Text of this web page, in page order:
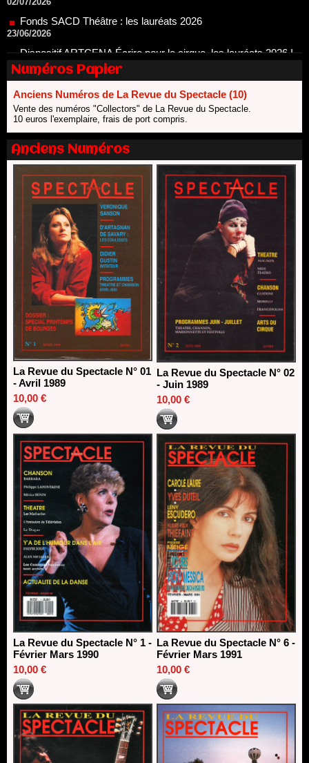
23/06/2026
Dispositif ARTCENA Écrire pour le cirque, les lauréats 2026 !
20/06/2026
Le palmarès des prix SACD 2026
18/06/2026
Les 10 lauréats du Fonds Grandes Formes Théâtre 2026
SACD
13/06/2026
Nomination de Nathalie Garraud et Olivier Saccomano à la
direction du Théâtre de Gennevilliers - CDN
13/06/2026
Dispositif SACD Auteurs d'espaces : les lauréats 2026
18/03/2026
Numéros Papier
Anciens Numéros de La Revue du Spectacle (10)
Vente des numéros "Collectors" de La Revue du Spectacle.
10 euros l'exemplaire, frais de port compris.
Anciens Numéros
La Revue du Spectacle N° 01
- Avril 1989
10,00 €
La Revue du Spectacle N° 02
- Juin 1989
10,00 €
La Revue du Spectacle N° 1 -
Février Mars 1990
10,00 €
La Revue du Spectacle N° 6 -
Février Mars 1991
10,00 €